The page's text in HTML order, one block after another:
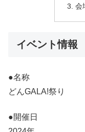
会
イベント情報
●名称
どんGALA!祭り
●開催日